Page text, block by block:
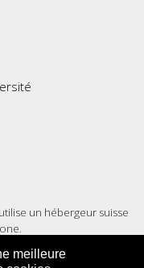
meilleure
un hébergeur suisse